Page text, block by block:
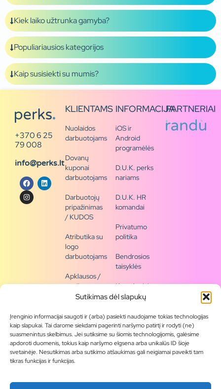
Sutikimas dėl slapukų
Įrenginio informacijai saugoti ir (arba) pasiekti naudojame tokias technologijas
kaip slapukai. Tai darome siekdami pagerinti naršymo patirtį ir rodyti (ne)
suasmenintus skelbimus. Jei sutiksime su šiomis technologijomis, galėsime
apdoroti duomenis, tokius kaip naršymo elgsena arba unikalūs ID šioje
svetainėje. Nesutikimas arba sutikimo atšaukimas gali neigiamai paveikti tam
tikras funkcijas ir funkcijas.
Kiek laiko užtrunka gamyba?
Populiariausios kategorijos
Kaip susisiekti su mumis?
+370 6 25
79 008
info@perks.lt
KLIENTAMS
Nuolaidos
darbuotojams
Dovanų
kuponai
darbuotojams
Darbuotojų
pripažinimas
/ KUDOS
Atributika su
logo
darbuotojams
Apklausos /
naujienų
siena
Tapkite
partneriu
Visas
produktų
asortimentas
Produktų
INFORMACIJA
iOS ir
Android
programėlės
D.U.K. perks
nariams
D.U.K. HR
komandai
Privatumo
politika
Bendrosios
taisyklės
Kontaktai /
rekvizitai
PARTNERIAI